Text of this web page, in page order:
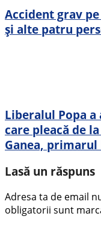
Accident grav pe
și alte patru
Liberalul Popa
care pleacă de
Ganea,
Lasă un răspuns
Adresa ta de email
obligatorii sunt